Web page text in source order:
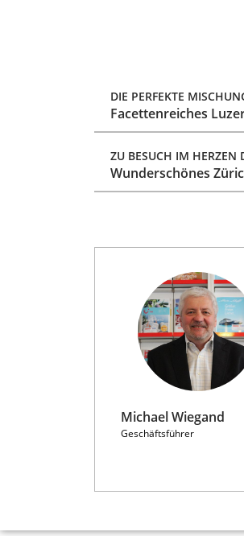
DIE PERFEKTE
Facettenreiches
ZU BESUCH IM HERZEN
Wunderschönes
Michael Wiegand
Geschäftsführer